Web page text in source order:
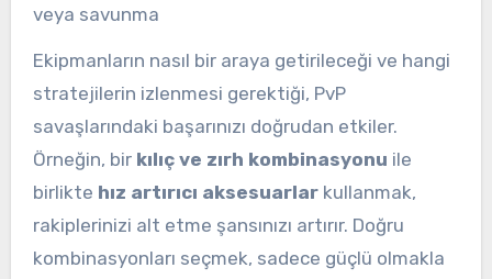
veya savunma
Ekipmanların nasıl bir araya getirileceği ve hangi
stratejilerin izlenmesi gerektiği, PvP
savaşlarındaki başarınızı doğrudan etkiler.
Örneğin, bir kılıç ve zırh kombinasyonu ile
birlikte hız artırıcı aksesuarlarkullanmak,
rakiplerinizi alt etme şansınızı artırır. Doğru
kombinasyonları seçmek, sadece güçlü olmakla